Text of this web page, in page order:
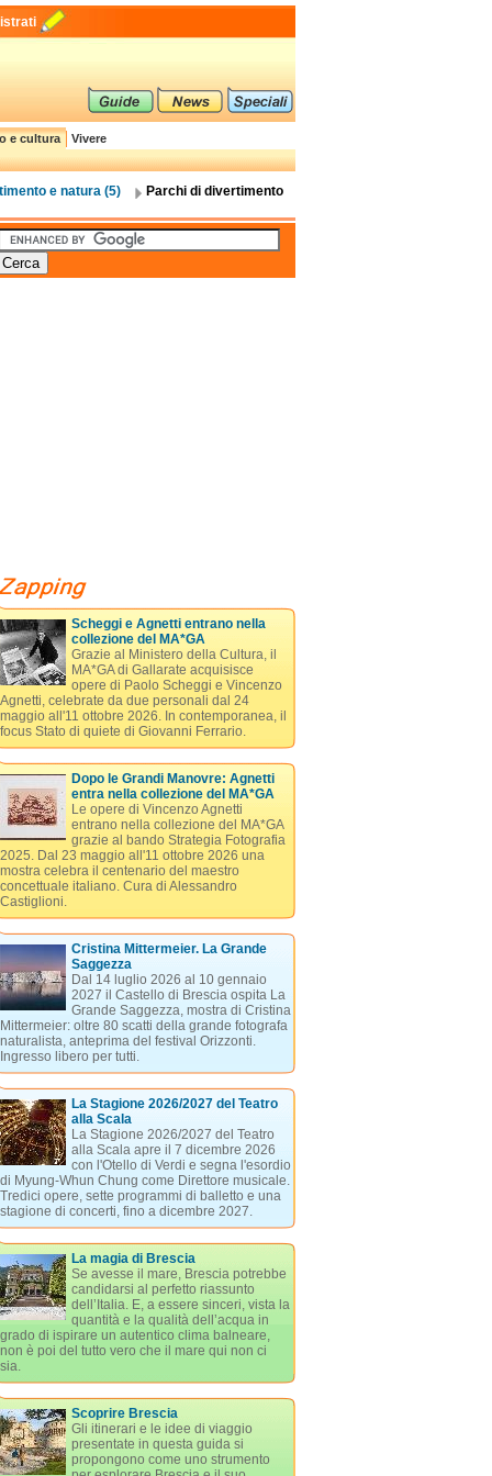
e cultura Vivere
e natura (5)
Parchi di divertimento
Scheggi e Agnetti entrano nella
collezione del MA*GA
Grazie al Ministero della Cultura, il
MA*GA di Gallarate acquisisce
opere di Paolo Scheggi e Vincenzo
Agnetti, celebrate da due personali dal 24
maggio all'11 ottobre 2026. In contemporanea, il
focus Stato di quiete di Giovanni Ferrario.
Dopo le Grandi Manovre: Agnetti
entra nella collezione del MA*GA
Le opere di Vincenzo Agnetti
entrano nella collezione del MA*GA
grazie al bando Strategia Fotografia
2025. Dal 23 maggio all'11 ottobre 2026 una
mostra celebra il centenario del maestro
concettuale italiano. Cura di Alessandro
Castiglioni.
Cristina Mittermeier. La Grande
Saggezza
Dal 14 luglio 2026 al 10 gennaio
2027 il Castello di Brescia ospita La
Grande Saggezza, mostra di Cristina
Mittermeier: oltre 80 scatti della grande fotografa
naturalista, anteprima del festival Orizzonti.
Ingresso libero per tutti.
La Stagione 2026/2027 del Teatro
alla Scala
La Stagione 2026/2027 del Teatro
alla Scala apre il 7 dicembre 2026
con l'Otello di Verdi e segna l'esordio
di Myung-Whun Chung come Direttore musicale.
Tredici opere, sette programmi di balletto e una
stagione di concerti, fino a dicembre 2027.
La magia di Brescia
Se avesse il mare, Brescia potrebbe
candidarsi al perfetto riassunto
dell’Italia. E, a essere sinceri, vista la
quantità e la qualità dell’acqua in
grado di ispirare un autentico clima balneare,
non è poi del tutto vero che il mare qui non ci
sia.
Scoprire Brescia
Gli itinerari e le idee di viaggio
presentate in questa guida si
propongono come uno strumento